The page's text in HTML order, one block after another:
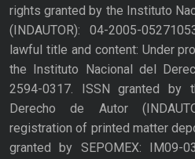
rights granted by the Instituto
(INDAUTOR): 04-2005-
lawful title and content: Under
the Instituto Nacional del
2594-0317. ISSN granted by
Derecho de Autor
registration of printed matter
granted by SEPOMEX: IM09-